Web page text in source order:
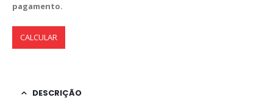
pagamento.
CALCULAR
DESCRIÇÃO